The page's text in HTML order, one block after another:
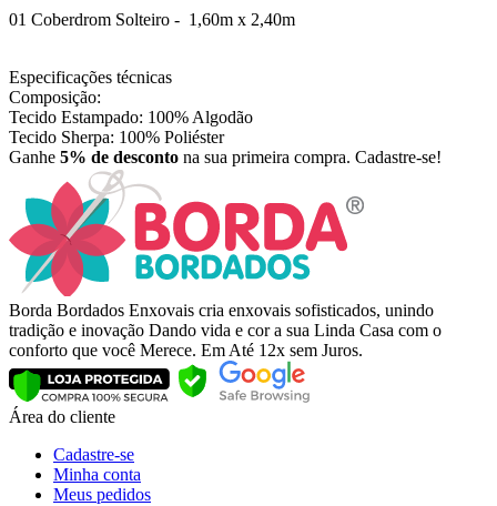
01 Coberdrom Solteiro - 1,60m x 2,40m
Especificações técnicas
Composição:
Tecido Estampado: 100% Algodão
Tecido Sherpa: 100% Poliéster
Ganhe 5% de desconto na sua primeira compra. Cadastre-se!
Borda Bordados Enxovais cria enxovais sofisticados, unindo
tradição e inovação Dando vida e cor a sua Linda Casa com o
conforto que você Merece. Em Até 12x sem Juros.
Área do cliente
Cadastre-se
Minha conta
Meus pedidos